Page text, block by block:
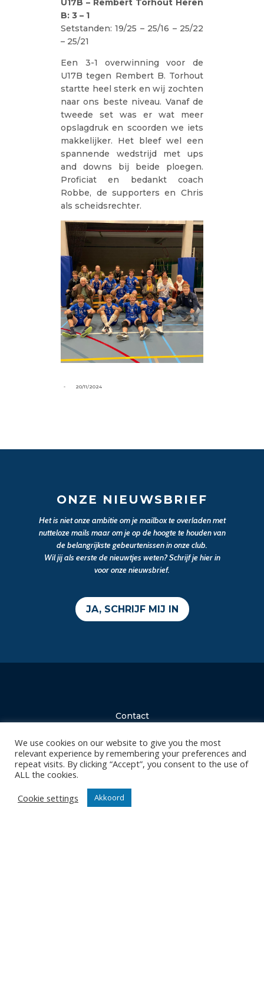
B: 3 – 1
Setstanden: 19/25 – 25/16 – 25/22
– 25/21
Een 3-1 overwinning voor de
U17B tegen Rembert B. Torhout
startte heel sterk en wij zochten
naar ons beste niveau. Vanaf de
tweede set was er wat meer
opslagdruk en scoorden we iets
makkelijker. Het bleef wel een
spannende wedstrijd met ups
and downs bij beide ploegen.
Proficiat en bedankt coach
Robbe, de supporters en Chris
als scheidsrechter.
- 20/11/2024
ONZE NIEUWSBRIEF
Het is niet onze ambitie om je mailbox te overladen met
nutteloze mails maar om je op de hoogte te houden van
de belangrijkste gebeurtenissen in onze club.
Wil jij als eerste de nieuwtjes weten? Schrijf je hier in
voor onze nieuwsbrief.
JA, SCHRIJF MIJ IN
Contact
8800 Roeselare
office@knackvolley.be
Club
Nieuws
We use cookies on our website to give you the most
relevant experience by remembering your preferences and
repeat visits. By clicking “Accept”, you consent to the use of
ALL the cookies.
Cookie settings
Akkoord